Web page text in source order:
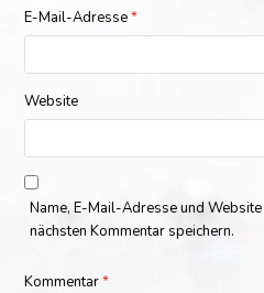
E-Mail-Adresse*
Website
Name, E-Mail-Adresse und
nächsten Kommentar speichern.
Kommentar*